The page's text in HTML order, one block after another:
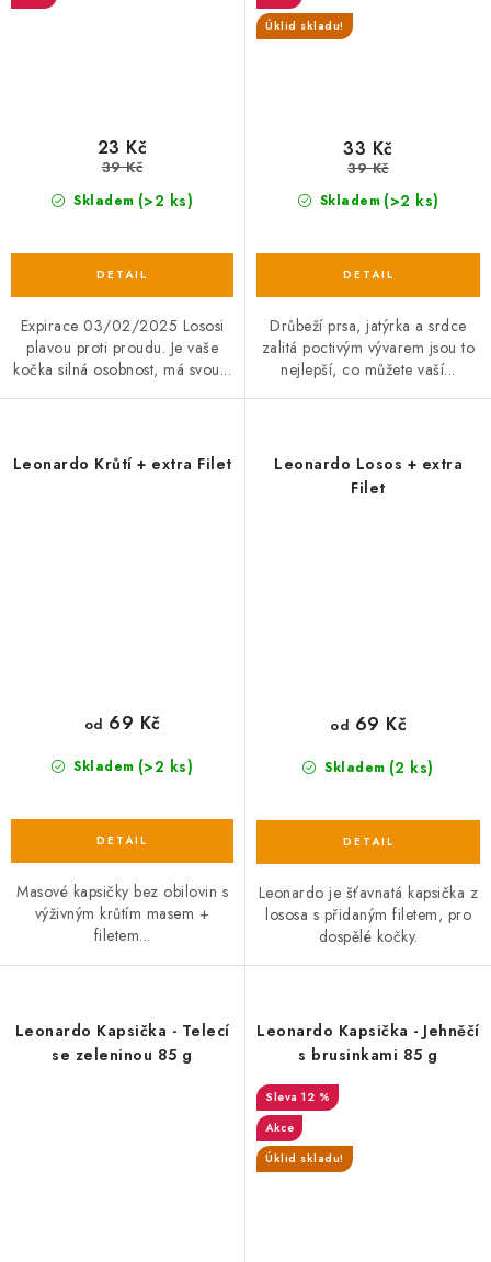
Skladem (>2 ks)
23 Kč
39 Kč
Expirace 03/02/2025 Lososi
plavou proti proudu. Je vaše
kočka silná osobnost, má svou...
Úklid skladu!
Skladem (>2 ks)
33 Kč
39 Kč
Drůbeží prsa, jatýrka a srdce
zalitá poctivým vývarem jsou to
nejlepší, co můžete vaší...
Leonardo Krůtí + extra Filet
Skladem (>2 ks)
od 69 Kč
Masové kapsičky bez obilovin s
výživným krůtím masem +
filetem...
Leonardo Losos + extra
Filet
Skladem (2 ks)
od 69 Kč
Leonardo je šťavnatá kapsička z
lososa s přidaným filetem, pro
dospělé kočky.
Leonardo Kapsička - Telecí
se zeleninou 85 g
Leonardo Kapsička - Jehněčí
s brusinkami 85 g
12 %
Akce
Úklid skladu!